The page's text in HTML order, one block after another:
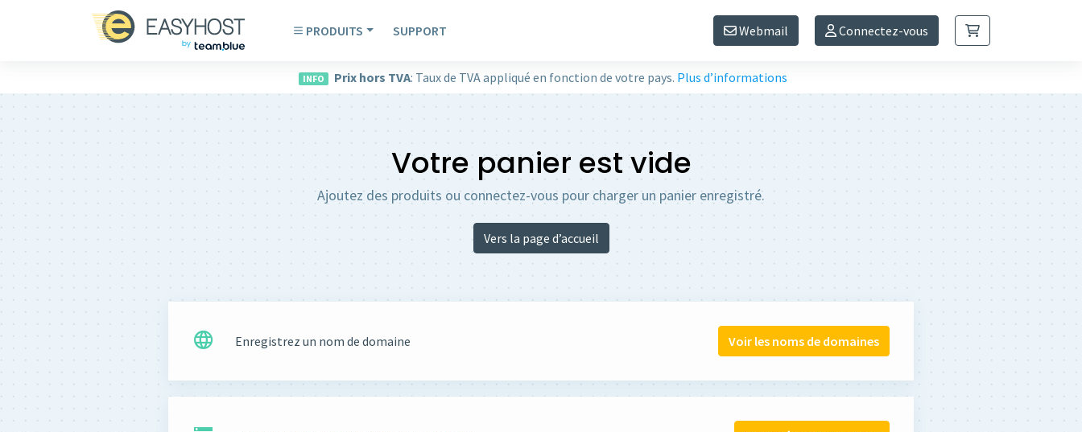
PRODUITS SUPPORT Webmail Connectez-vous
INFO Prix hors TVA: Taux de TVA appliqué en fonction de votre pays. Plus d’informations
Votre panier est vide
Ajoutez des produits ou connectez-vous pour charger un panier enregistré.
Vers la page d’accueil
Enregistrez un nom de domaine Voir les noms de domaines